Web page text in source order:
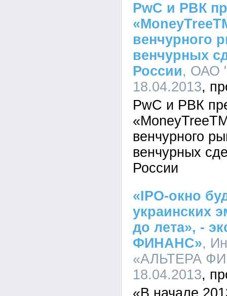
PwC и РВК
венчурного
венчурных
России, ОАО
18.04.2013
PwC и РВК
венчурного
венчурных
России
«IPO-окно
украинских
до лета», -
ФИНАНС»,
«АЛЬТЕРА
18.04.2013
«В начале